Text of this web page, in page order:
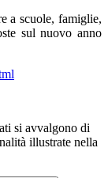
a scuole, famiglie,
sul nuovo anno
si avvalgono di
illustrate nella